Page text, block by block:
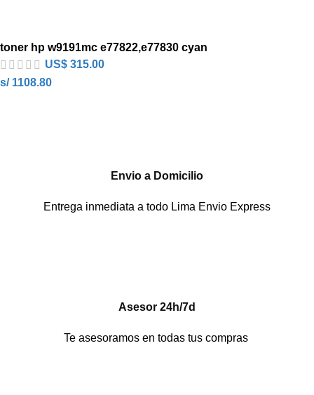
toner hp w9191mc e77822,e77830 cyan
US$ 315.00
s/ 1108.80
Envio a Domicilio
Entrega inmediata a todo Lima Envio Express
Asesor 24h/7d
Te asesoramos en todas tus compras